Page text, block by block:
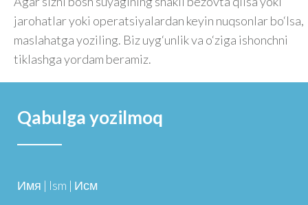
jarohatlar yoki operatsiyalardan keyin nuqsonlar bo‘lsa,
maslahatga yoziling. Biz uyg‘unlik va o‘ziga ishonchni
tiklashga yordam beramiz.
Qabulga yozilmoq
Имя | Ism | Исм